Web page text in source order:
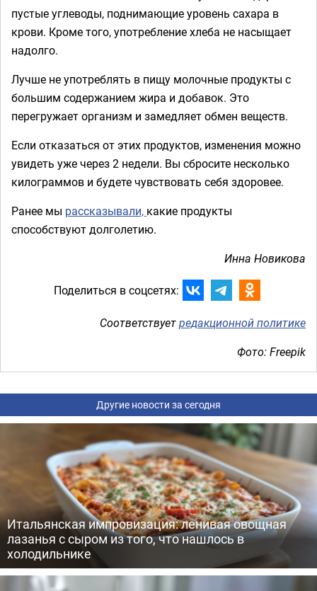
пустые углеводы, поднимающие уровень сахара в
крови. Кроме того, употребление хлеба не насыщает
надолго.
Лучше не употреблять в пищу молочные продукты с
большим содержанием жира и добавок. Это
перегружает организм и замедляет обмен веществ.
Если отказаться от этих продуктов, изменения можно
увидеть уже через 2 недели. Вы сбросите несколько
килограммов и будете чувствовать себя здоровее.
Ранее мы рассказывали, какие продукты
способствуют долголетию.
Инна Новикова
Поделиться в соцсетях:
Соответствуетредакционной политике
Фото: Freepik
Другие новости за сегодня
Итальянская импровизация: ленивая овощная
лазанья с сыром из того, что нашлось в
холодильнике